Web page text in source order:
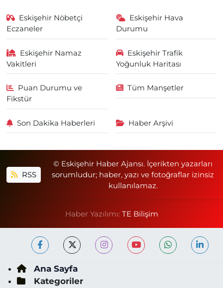
Eskişehir Nöbetçi
Eczaneler
Eskişehir Hava
Durumu
Eskişehir Namaz
Vakitleri
Eskişehir Trafik
Yoğunluk Haritası
Puan Durumu ve
Fikstür
Tüm Manşetler
Son Dakika Haberleri Haber Arşivi
RSS
© Eskişehir Haber Ajansı. İçerikten yazarları
sorumludur; haber, yazı ve fotoğraflar izinsiz
kullanılamaz.
Haber Yazılımı: TE Bilişim
Ana Sayfa
Kategoriler